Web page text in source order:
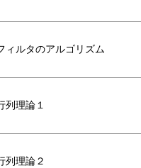
ィルタのアルゴリズム
列理論１
列理論２